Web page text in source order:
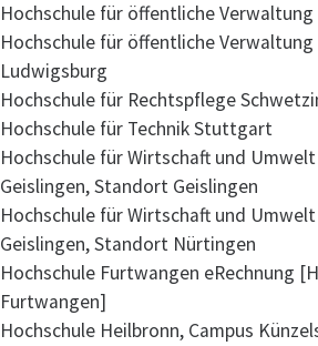
Hochschule für öffentliche Verwaltung
Hochschule für öffentliche Verwaltung
Ludwigsburg
Hochschule für Rechtspflege
Hochschule für Technik Stuttgart
Hochschule für Wirtschaft und
Geislingen, Standort Geislingen
Hochschule für Wirtschaft und
Geislingen, Standort Nürtingen
Hochschule Furtwangen eRechnung
Furtwangen]
Hochschule Heilbronn, Campus